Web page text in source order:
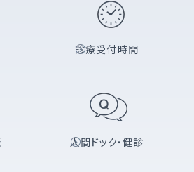
診療受付時間
人間ドック・健診